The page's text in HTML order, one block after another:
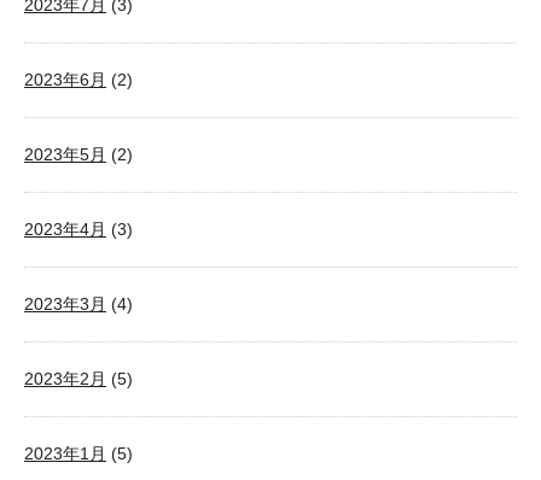
2023年7月 (3)
2023年6月 (2)
2023年5月 (2)
2023年4月 (3)
2023年3月 (4)
2023年2月 (5)
2023年1月 (5)